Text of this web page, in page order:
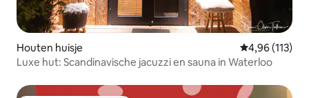
Houten huisje Gemiddelde
4,96 (113)
Luxe hut: Scandinavische jacuzzi en sauna in Waterloo